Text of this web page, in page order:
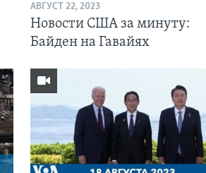
АВГУСТ 22, 2023
Новости США за минуту:
Байден на Гавайях